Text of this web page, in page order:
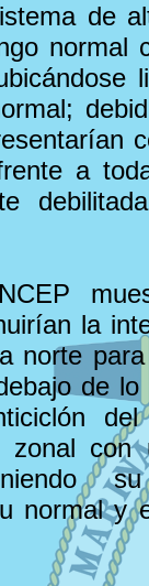
de
normal
a
la
norte
de lo
del
zonal con
su
normal y